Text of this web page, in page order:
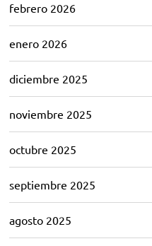
febrero 2026
enero 2026
diciembre 2025
noviembre 2025
octubre 2025
septiembre 2025
agosto 2025